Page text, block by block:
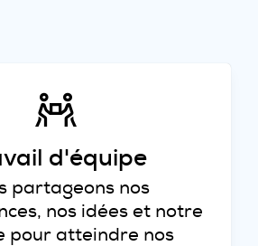
d'équipe
partageons nos
nos idées et notre
pour atteindre nos